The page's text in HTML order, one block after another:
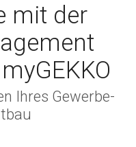
mit der
Ihres Gewerbe-